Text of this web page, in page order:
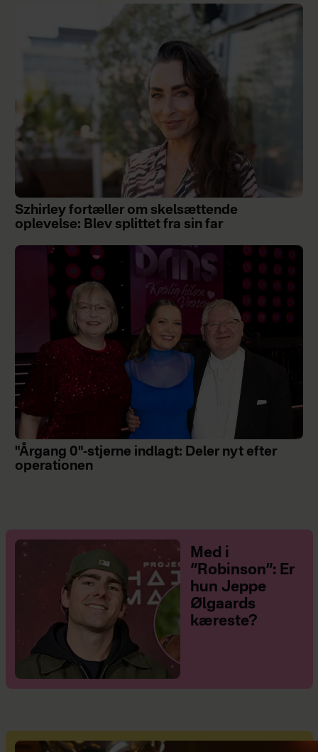
Szhirley fortæller om skelsættende
oplevelse: Blev splittet fra sin far
"Årgang 0"-stjerne indlagt: Deler nyt efter
operationen
Med i
“Robinson”: Er
hun Jeppe
Ølgaards
kæreste?